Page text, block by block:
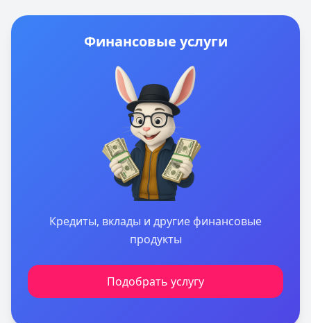
Финансовые услуги
Кредиты, вклады и другие финансовые
продукты
Подобрать услугу